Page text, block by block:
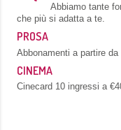
Abbiamo tante
che più si adatta a te.
PROSA
Abbonamenti a partire da
CINEMA
Cinecard 10 ingressi a